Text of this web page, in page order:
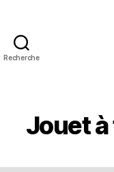
Recherche
Jouet